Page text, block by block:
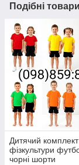
Подібні
Дитячий
фізкультури
чорні шорти